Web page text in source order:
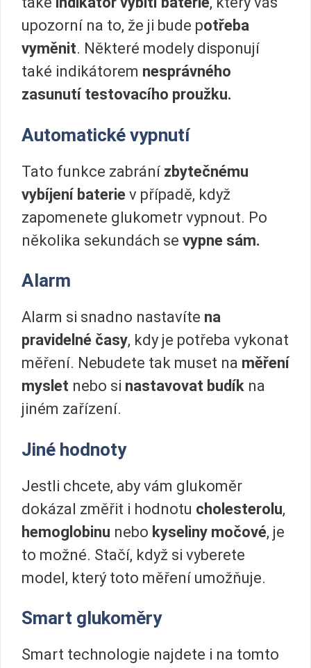
upozorní na to, že ji bude potřeba
vyměnit. Některé modely disponují
také indikátorem nesprávného
zasunutí testovacího proužku.
Automatické vypnutí
Tato funkce zabrání zbytečnému
vybíjení baterie v případě, když
zapomenete glukometr vypnout. Po
několika sekundách se vypne sám.
Alarm
Alarm si snadno nastavíte na
pravidelné časy, kdy je potřeba vykonat
měření. Nebudete tak muset na měření
myslet nebo si nastavovat budík na
jiném zařízení.
Jiné hodnoty
Jestli chcete, aby vám glukoměr
dokázal změřit i hodnotu cholesterolu,
hemoglobinu nebo kyseliny močové, je
to možné. Stačí, když si vyberete
model, který toto měření umožňuje.
Smart glukoměry
Smart technologie najdete i na tomto